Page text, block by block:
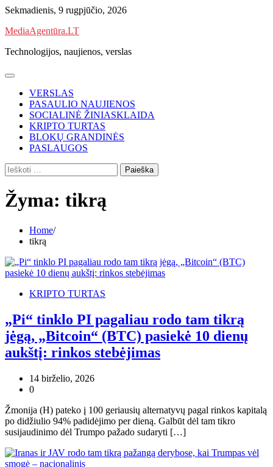
Skip
content
Sekmadienis, 9 rugpjūčio, 2026
MediaAgentūra.LT
Technologijos, naujienos, verslas
VERSLAS
PASAULIO NAUJIENOS
SOCIALINĖ ŽINIASKLAIDA
KRIPTO TURTAS
BLOKŲ GRANDINĖS
PASLAUGOS
Ieškoti:
Žyma: tikrą
Home
tikrą
KRIPTO TURTAS
„Pi“ tinklo PI pagaliau rodo tam tikrą
jėgą, „Bitcoin“ (BTC) pasiekė 10 dienų
aukštį: rinkos stebėjimas
14 birželio, 2026
0
Žmonija (H) pateko į 100 geriausių alternatyvų pagal rinkos kapitalą
po didžiulio 94% padidėjimo per dieną. Galbūt dėl ​​tam tikro
susijaudinimo dėl Trumpo pažado sudaryti […]